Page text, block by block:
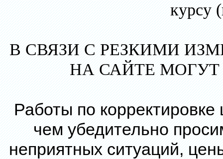
курсу
В СВЯЗИ С РЕЗКИМИ
НА САЙТЕ
Работы по
чем убедительно
неприятных ситуаций,